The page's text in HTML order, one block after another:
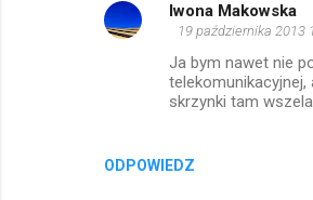
ODPOWIEDZ
Iwona Makowska
19 października 2013
Ja bym nawet nie
skrzynki tam